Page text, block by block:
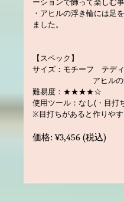
・アヒルの浮き輪には足
ました。
【スペック】
サイズ：モチーフ テ
アヒルの浮き輪
難易度：★★★★☆
使用ツール：なし(・目打
※目打ちがあると作りや
価格: ¥3,456 (税込)